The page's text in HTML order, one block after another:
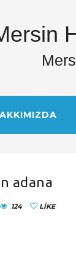
adana
124 LIKE